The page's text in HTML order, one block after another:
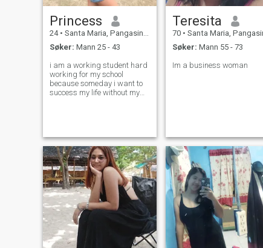
Princess
24 • Santa Maria, Pangasinan, Filippinene
Søker: Mann 25 - 43
i am a working student hard
working for my school
because someday i want to
success my life without my
Teresita
70 • Santa Maria, Pangasinan,
Søker: Mann 55 - 73
Im a business woman